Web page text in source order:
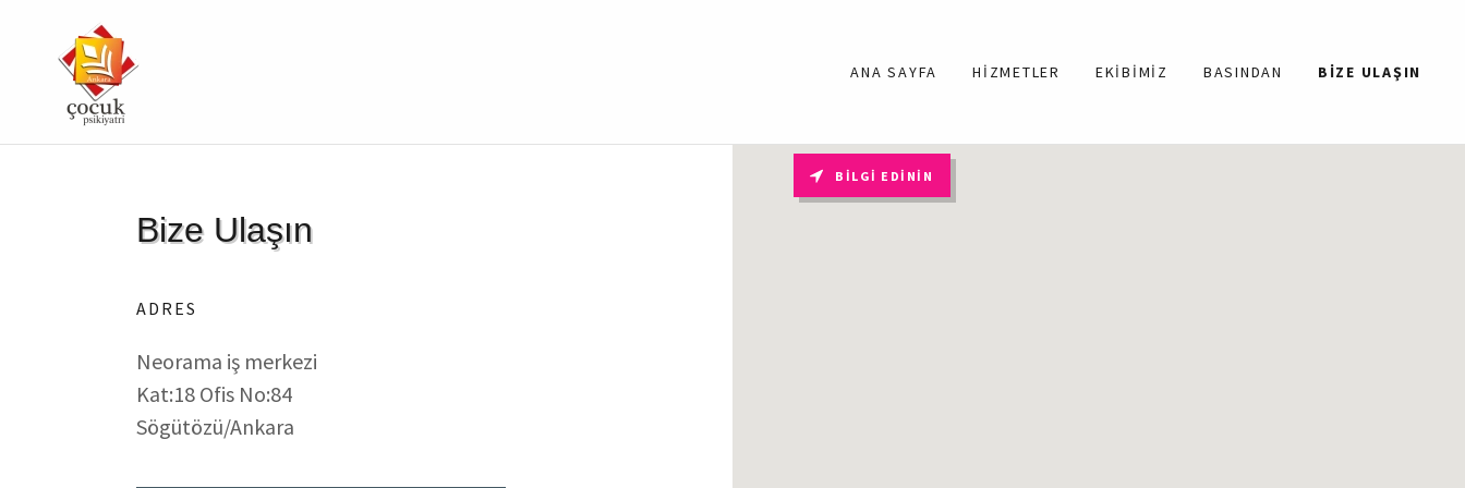
ANA SAYFA HIZMETLER EKIBIMIZ BASINDAN BIZE ULAŞIN
Bize Ulaşın
ADRES
Neorama iş merkezi
Kat:18 Ofis No:84
Sögütözü/Ankara
BILGI EDININ